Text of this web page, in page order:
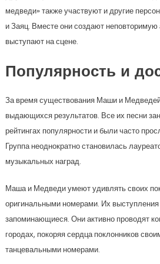
медведи» также участвуют и другие
и Заяц. Вместе они создают
выступают на сцене.
Популярность и
За время существования Маши и
выдающихся результатов. Все их песни
рейтингах популярности и были часто
Группа неоднократно становилась
музыкальных наград.
Маша и Медведи умеют удивлять своих
оригинальными номерами. Их выступления
запоминающиеся. Они активно проводят
городах, покоряя сердца поклонников
танцевальными номерами.